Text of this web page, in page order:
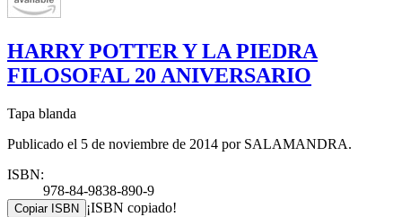
HARRY POTTER Y LA PIEDRA
FILOSOFAL 20 ANIVERSARIO
Tapa blanda
Publicado el 5 de noviembre de 2014 por SALAMANDRA.
ISBN:
978-84-9838-890-9
Copiar ISBN ¡ISBN copiado!